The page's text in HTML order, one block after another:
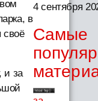
в
своё
и за
4 сентября
Самые